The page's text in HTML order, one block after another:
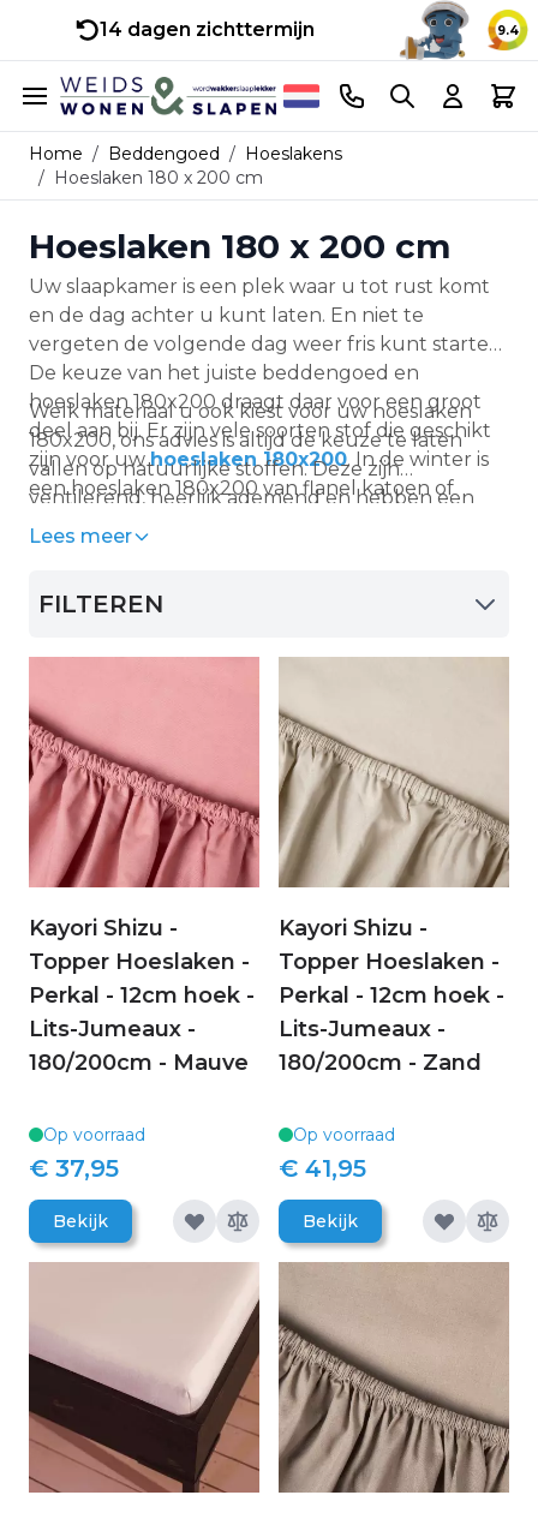
14 dagen zichttermijn 9.4
Ga naar de inhoud
Telefoonnummer
Search Cart
Home / Beddengoed / Hoeslakens
/ Hoeslaken 180 x 200 cm
Hoeslaken 180 x 200 cm
Uw slaapkamer is een plek waar u tot rust komt
en de dag achter u kunt laten. En niet te
vergeten de volgende dag weer fris kunt starten.
De keuze van het juiste beddengoed en
hoeslaken 180x200 draagt daar voor een groot
deel aan bij. Er zijn vele soorten stof die geschikt
zijn voor uwhoeslaken 180x200. In de winter is
een hoeslaken 180x200 van flanel katoen of
bent u een warme slaper? Kiest u dan voor luxe
Tencel.
Welk materiaal u ook kiest voor uw hoeslaken
180x200, ons advies is altijd de keuze te laten
vallen op natuurlijke stoffen. Deze zijn
ventilerend, heerlijk ademend en hebben een
hoge vochtopname. Een droom voor elke
Lees meer
FILTEREN
Kayori Shizu -
Topper Hoeslaken -
Perkal - 12cm hoek -
Lits-Jumeaux -
180/200cm - Mauve
Op voorraad
€ 37,95
Bekijk
Kayori Shizu -
Topper Hoeslaken -
Perkal - 12cm hoek -
Lits-Jumeaux -
180/200cm - Zand
Op voorraad
€ 41,95
Bekijk